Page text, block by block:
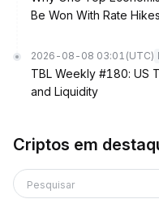
Be Won With Rate Hikes
2026-08-08 03:01 (UTC)
TBL Weekly #180: US
and Liquidity
Criptos em
Pesquisar